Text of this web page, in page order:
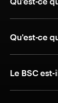
Qu'est-ce
Le BSC